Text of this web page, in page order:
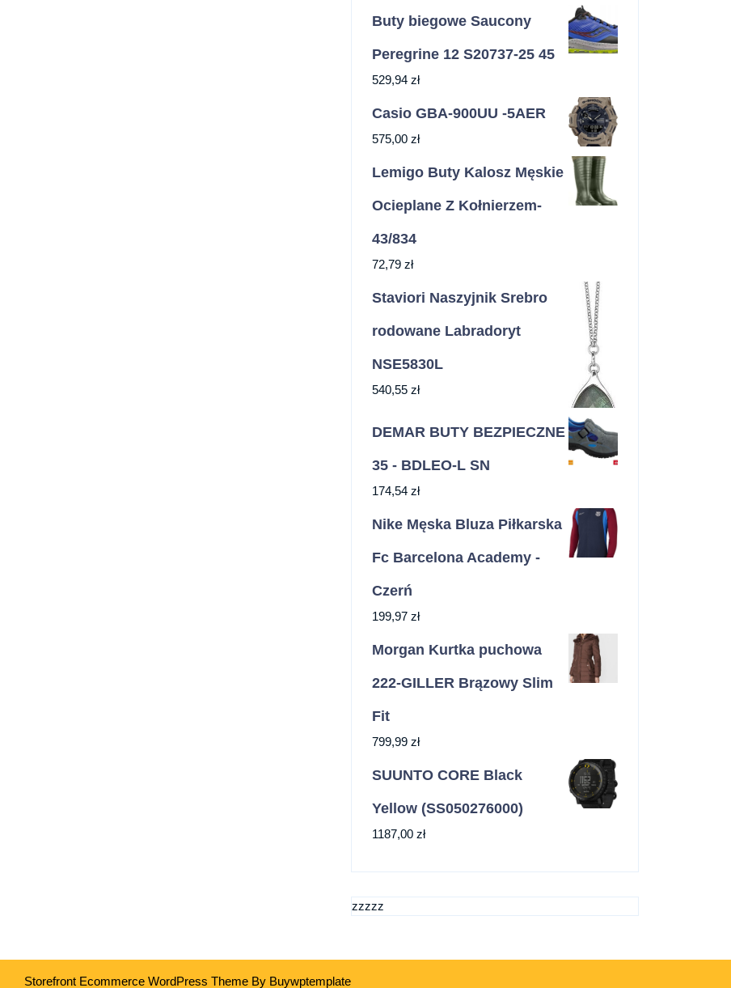
Buty biegowe Saucony
Peregrine 12 S20737-25 45
529,94 zł
Casio GBA-900UU -5AER
575,00 zł
Lemigo Buty Kalosz Męskie
Ocieplane Z Kołnierzem-
43/834
72,79 zł
Staviori Naszyjnik Srebro
rodowane Labradoryt
NSE5830L
540,55 zł
DEMAR BUTY BEZPIECZNE
35 - BDLEO-L SN
174,54 zł
Nike Męska Bluza Piłkarska
Fc Barcelona Academy -
Czerń
199,97 zł
Morgan Kurtka puchowa
222-GILLER Brązowy Slim
Fit
799,99 zł
SUUNTO CORE Black
Yellow (SS050276000)
1187,00 zł
zzzzz
Storefront Ecommerce WordPress Theme By Buywptemplate